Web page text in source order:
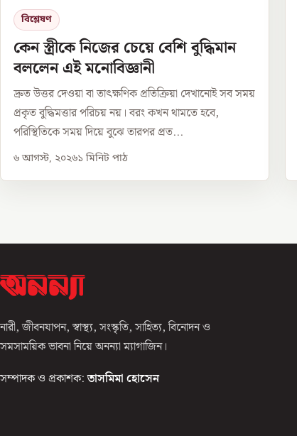
বিশ্লেষণ
কেন স্ত্রীকে নিজের চেয়ে বেশি বুদ্ধিমান
বললেন এই মনোবিজ্ঞানী
দ্রুত উত্তর দেওয়া বা তাৎক্ষণিক প্রতিক্রিয়া দেখানোই সব সময়
প্রকৃত বুদ্ধিমত্তার পরিচয় নয়। বরং কখন থামতে হবে,
পরিস্থিতিকে সময় দিয়ে বুঝে তারপর প্রত...
৬ আগস্ট, ২০২৬১ মিনিট পাঠ
নারী, জীবনযাপন, স্বাস্থ্য, সংস্কৃতি, সাহিত্য, বিনোদন ও
সমসাময়িক ভাবনা নিয়ে অনন্যা ম্যাগাজিন।
সম্পাদক ও প্রকাশক: তাসমিমা হোসেন